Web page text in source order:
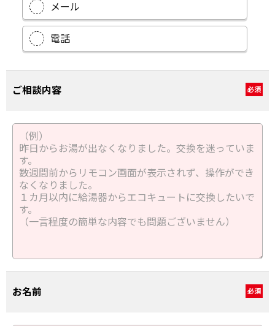
メール
電話
ご相談内容 必須
お名前 必須